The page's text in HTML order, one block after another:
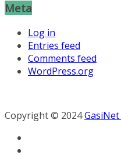
Meta
Log in
Entries feed
Comments feed
WordPress.org
Copyright © 2024GasiNet